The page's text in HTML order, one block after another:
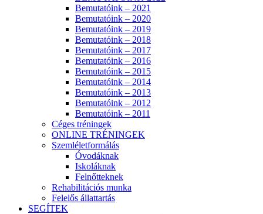
Bemutatóink – 2021
Bemutatóink – 2020
Bemutatóink – 2019
Bemutatóink – 2018
Bemutatóink – 2017
Bemutatóink – 2016
Bemutatóink – 2015
Bemutatóink – 2014
Bemutatóink – 2013
Bemutatóink – 2012
Bemutatóink – 2011
Céges tréningek
ONLINE TRÉNINGEK
Szemléletformálás
Óvodáknak
Iskoláknak
Felnőtteknek
Rehabilitációs munka
Felelős állattartás
SEGÍTEK